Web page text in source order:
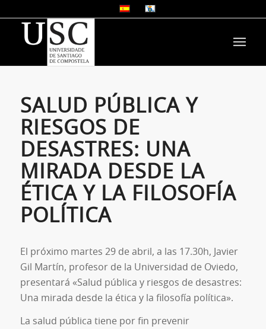
SALUD PÚBLICA Y
RIESGOS DE
DESASTRES: UNA
MIRADA DESDE LA
ÉTICA Y LA FILOSOFÍA
POLÍTICA
El próximo martes 29 de abril, a las 17.30h, Javier
Gil Martín, profesor de la Universidad de Oviedo,
presentará «Salud pública y riesgos de desastres:
Una mirada desde la ética y la filosofía política».
La salud pública tiene por fin prevenir